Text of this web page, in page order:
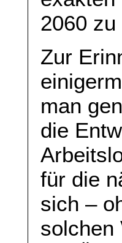
2060
Zur
man
die
für die
sich –
solchen